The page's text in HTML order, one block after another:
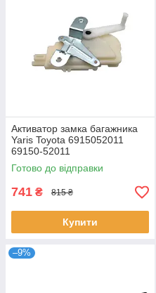
Активатор замка багажника
Yaris Toyota 6915052011
69150-52011
Готово до відправки
741 ₴ 815 ₴
Купити
–9%